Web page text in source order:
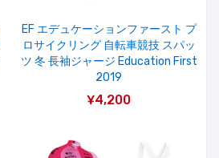
EF エデュケーションファースト プ
ロサイクリング 自転車競技 スパッ
ツ 冬 長袖ジャージ Education First
2019
¥4,200